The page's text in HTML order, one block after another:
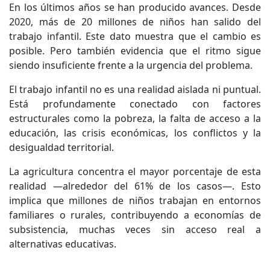
En los últimos años se han producido avances. Desde
2020, más de 20 millones de niños han salido del
trabajo infantil. Este dato muestra que el cambio es
posible. Pero también evidencia que el ritmo sigue
siendo insuficiente frente a la urgencia del problema.
El trabajo infantil no es una realidad aislada ni puntual.
Está profundamente conectado con factores
estructurales como la pobreza, la falta de acceso a la
educación, las crisis económicas, los conflictos y la
desigualdad territorial.
La agricultura concentra el mayor porcentaje de esta
realidad —alrededor del 61% de los casos—. Esto
implica que millones de niños trabajan en entornos
familiares o rurales, contribuyendo a economías de
subsistencia, muchas veces sin acceso real a
alternativas educativas.